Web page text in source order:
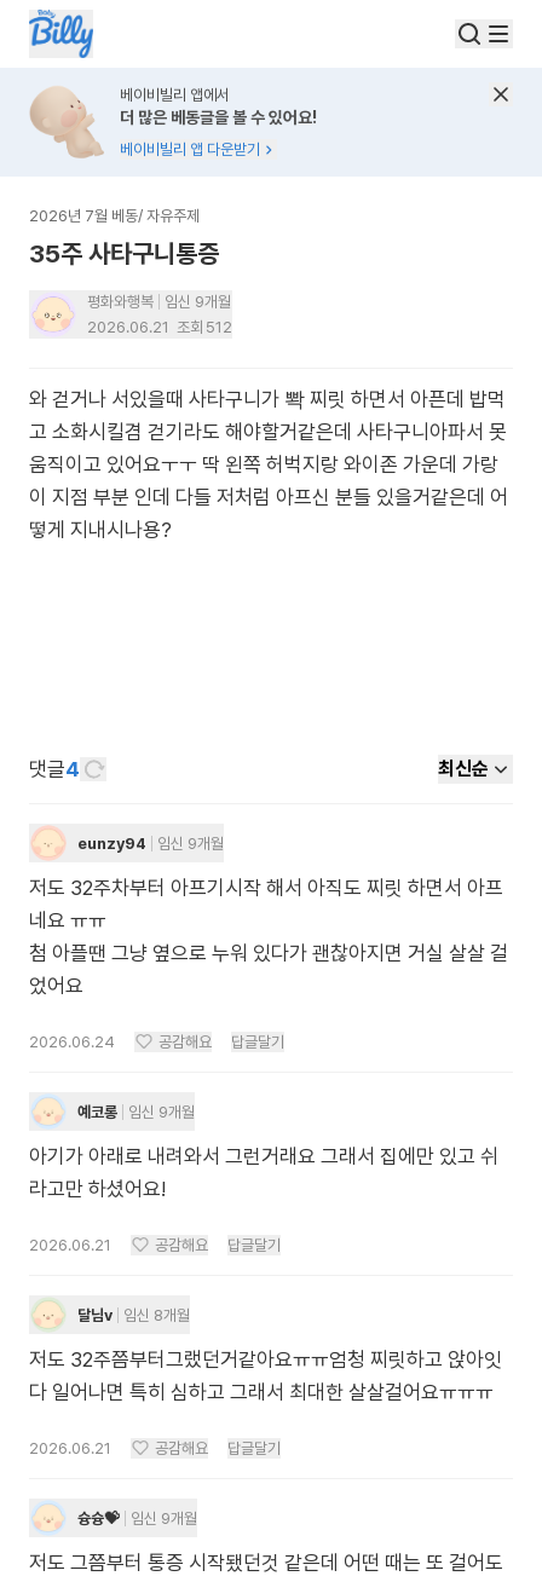
베이비빌리 앱에서
더 많은 베동글을 볼 수 있어요!
베이비빌리 앱 다운받기
2026년 7월 베동/ 자유주제
35주 사타구니통증
평화와행복
임신 9개월
2026.06.21 조회 512
와 걷거나 서있을때 사타구니가 뽝 찌릿 하면서 아픈데 밥먹
고 소화시킬겸 걷기라도 해야할거같은데 사타구니아파서 못
움직이고 있어요ㅜㅜ 딱 왼쪽 허벅지랑 와이존 가운데 가랑
이 지점 부분 인데 다들 저처럼 아프신 분들 있을거같은데 어
떻게 지내시나용?
댓글4 최신순
eunzy94 임신 9개월
저도 32주차부터 아프기시작 해서 아직도 찌릿 하면서 아프
네요 ㅠㅠ
첨 아플땐 그냥 옆으로 누워 있다가 괜찮아지면 거실 살살 걸
었어요
2026.06.24 공감해요 답글달기
예코롱 임신 9개월
아기가 아래로 내려와서 그런거래요 그래서 집에만 있고 쉬
라고만 하셨어요!
2026.06.21 공감해요 답글달기
달님v 임신 8개월
저도 32주쯤부터그랬던거같아요ㅠㅠ엄청 찌릿하고 앉아잇
다 일어나면 특히 심하고 그래서 최대한 살살걸어요ㅠㅠㅠ
2026.06.21 공감해요 답글달기
슝슝💝 임신 9개월
저도 그쯤부터 통증 시작됐던것 같은데 어떤 때는 또 걸어도